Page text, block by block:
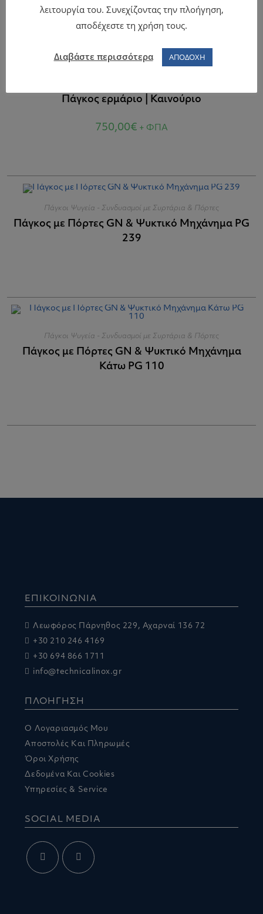
Πάγκος ερμάριο | Καινούριο
750,00€ + ΦΠΑ
Πάγκοι Ψυγεία - Συνδυασμοί με Συρτάρια & Πόρτες
Πάγκος με Πόρτες GN & Ψυκτικό Μηχάνημα PG
239
Πάγκοι Ψυγεία - Συνδυασμοί με Συρτάρια & Πόρτες
Πάγκος με Πόρτες GN & Ψυκτικό Μηχάνημα
Κάτω PG 110
ΕΠΙΚΟΙΝΩΝΙΑ
Λεωφόρος Πάρνηθος 229, Αχαρναί 136 72
+30 210 246 4169
+30 694 866 1711
info@technicalinox.gr
ΠΛΟΗΓΗΣΗ
Ο Λογαριασμός Μου
Αποστολές Και Πληρωμές
Όροι Χρήσης
Δεδομένα Και Cookies
Υπηρεσίες & Service
SOCIAL MEDIA
λειτουργία του. Συνεχίζοντας την πλοήγηση,
αποδέχεστε τη χρήση τους.
Διαβάστε περισσότερα ΑΠΟΔΟΧΗ